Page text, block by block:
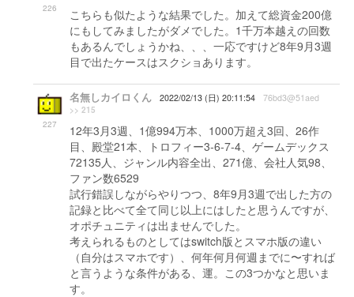
226
こちらも似たような結果でした。加えて総資金200億
にもしてみましたがダメでした。1千万本越えの回数
もあるんでしょうかね、、、一応ですけど8年9月3週
目で出たケースはスクショあります。
227
名無しカイロくん 2022/02/13 (日) 20:11:54 76bd3@51aed
>> 215
12年3月3週、1億994万本、1000万超え3回、26作
目、殿堂21本、トロフィー3-6-7-4、ゲームデックス
72135人、ジャンル内容全出、271億、会社人気98、
ファン数6529
試行錯誤しながらやりつつ、8年9月3週で出した方の
記録と比べて全て同じ以上にはしたと思うんですが、
オポチュニティは出ませんでした。
考えられるものとしてはswitch版とスマホ版の違い
（自分はスマホです）、何年何月何週までに〜すれば
と言うような条件がある、運。この3つかなと思いま
す。